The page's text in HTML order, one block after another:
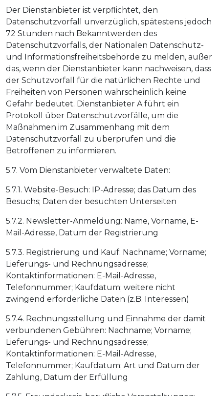
Der Dienstanbieter ist verpflichtet, den
Datenschutzvorfall unverzüglich, spätestens jedoch
72 Stunden nach Bekanntwerden des
Datenschutzvorfalls, der Nationalen Datenschutz-
und Informationsfreiheitsbehörde zu melden, außer
das, wenn der Dienstanbieter kann nachweisen, dass
der Schutzvorfall für die natürlichen Rechte und
Freiheiten von Personen wahrscheinlich keine
Gefahr bedeutet. Dienstanbieter A führt ein
Protokoll über Datenschutzvorfälle, um die
Maßnahmen im Zusammenhang mit dem
Datenschutzvorfall zu überprüfen und die
Betroffenen zu informieren.
5.7. Vom Dienstanbieter verwaltete Daten:
5.7.1. Website-Besuch: IP-Adresse; das Datum des
Besuchs; Daten der besuchten Unterseiten
5.7.2. Newsletter-Anmeldung: Name, Vorname, E-
Mail-Adresse, Datum der Registrierung
5.7.3. Registrierung und Kauf: Nachname; Vorname;
Lieferungs- und Rechnungsadresse;
Kontaktinformationen: E-Mail-Adresse,
Telefonnummer; Kaufdatum; weitere nicht
zwingend erforderliche Daten (z.B. Interessen)
5.7.4. Rechnungsstellung und Einnahme der damit
verbundenen Gebühren: Nachname; Vorname;
Lieferungs- und Rechnungsadresse;
Kontaktinformationen: E-Mail-Adresse,
Telefonnummer; Kaufdatum; Art und Datum der
Zahlung, Datum der Erfüllung